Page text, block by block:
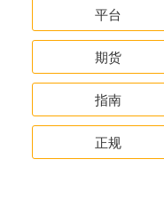
平台
期货
指南
正规